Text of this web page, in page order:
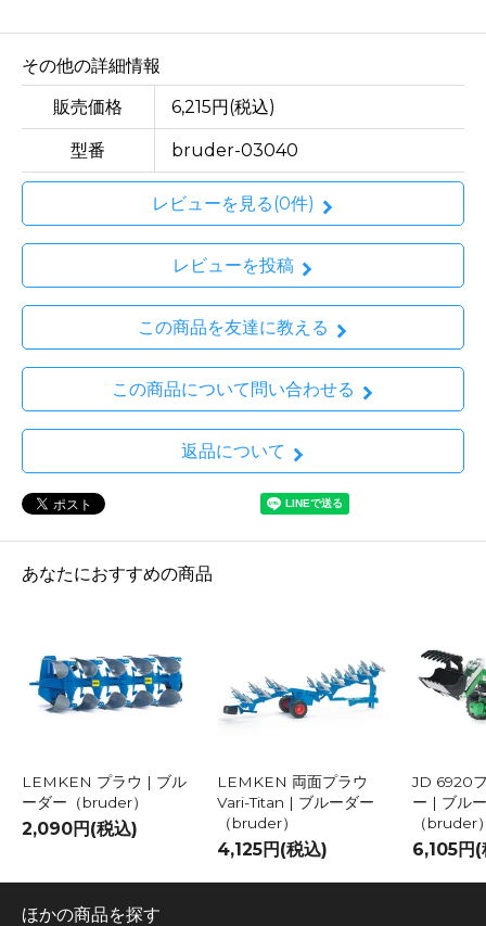
その他の詳細情報
販売価格 6,215円(税込)
型番 bruder-03040
レビューを見る(0件)
レビューを投稿
この商品を友達に教える
この商品について問い合わせる
返品について
あなたにおすすめの商品
LEMKEN プラウ | ブル
ーダー（bruder）
2,090円(税込)
LEMKEN 両面プラウ
Vari-Titan | ブルーダー
（bruder）
4,125円(税込)
JD 6920
ー | ブル
（bruder
6,105円(
ほかの商品を探す